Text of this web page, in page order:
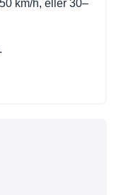
km/h, eller 30–